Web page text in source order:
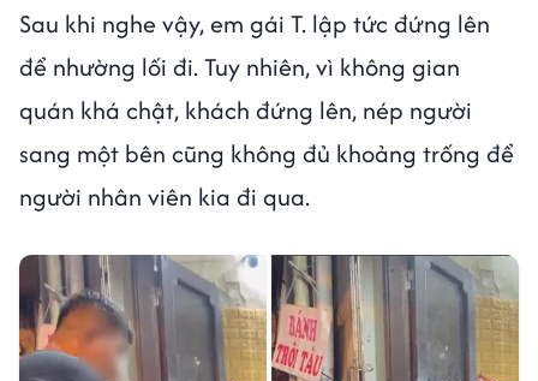
Sau khi nghe vậy, em gái T. lập tức đứng lên
để nhường lối đi. Tuy nhiên, vì không gian
quán khá chật, khách đứng lên, nép người
sang một bên cũng không đủ khoảng trống để
người nhân viên kia đi qua.